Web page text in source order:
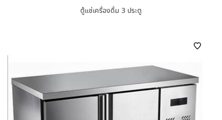
ตู้แช่เครื่องดื่ม 3 ประตู